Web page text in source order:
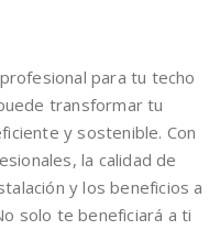
para tu techo
transformar tu
y sostenible. Con
la calidad de
y los beneficios a
solo te beneficiará a ti